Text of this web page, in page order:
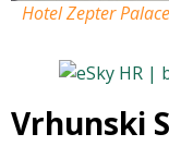
Hotel Zepter
Vrhunski